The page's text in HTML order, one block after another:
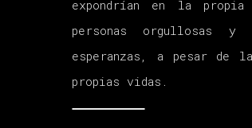
expondrían en la
personas orgullosas
esperanzas, a pesar de
propias vidas.